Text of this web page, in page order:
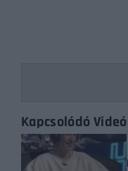
Kapcsolódó